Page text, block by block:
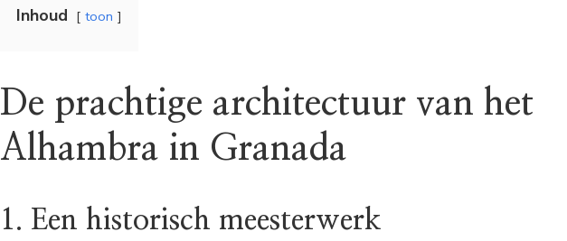
Inhoud toon
De prachtige architectuur van het
Alhambra in Granada
1. Een historisch meesterwerk